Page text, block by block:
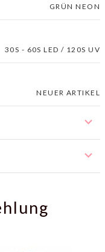
GRÜN NEON
30S - 60S LED / 120S UV
NEUER ARTIKEL